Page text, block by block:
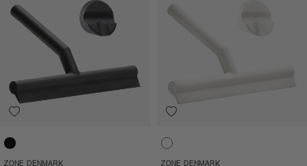
Black
ZONE DENMARK
White
ZONE DENMARK